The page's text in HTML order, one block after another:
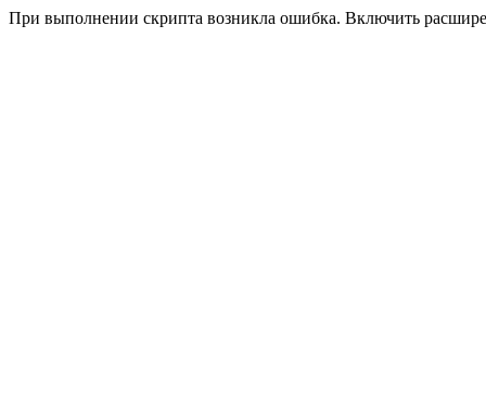
При выполнении скрипта возникла ошибка. Включить